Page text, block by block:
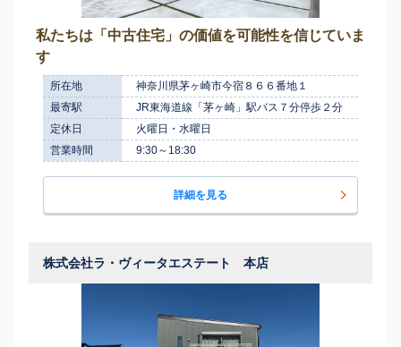
私たちは「中古住宅」の価値を可能性を信じていま
す
所在地
神奈川県茅ヶ崎市今宿８６６番地１
最寄駅
JR東海道線「茅ヶ崎」駅バス７分停歩２分
定休日
火曜日・水曜日
営業時間
9:30～18:30
詳細を見る
株式会社ラ・ヴィータエステート 本店